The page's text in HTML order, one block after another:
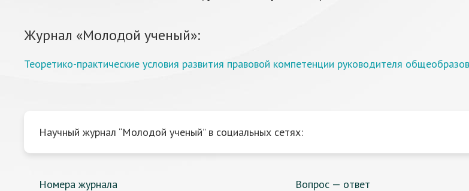
Журнал «Молодой ученый»:
Теоретико-практические условия развития правовой компетенции руководителя
Научный журнал “Молодой ученый” в социальных сетях:
Номера журнала Вопрос — ответ